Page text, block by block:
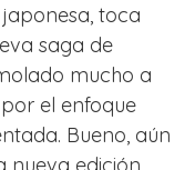
toca
saga de
mucho a
el enfoque
Bueno, aún
edición,